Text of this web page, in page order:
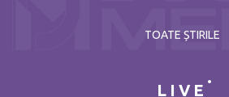
TOATE ȘTIRILE
LIVE